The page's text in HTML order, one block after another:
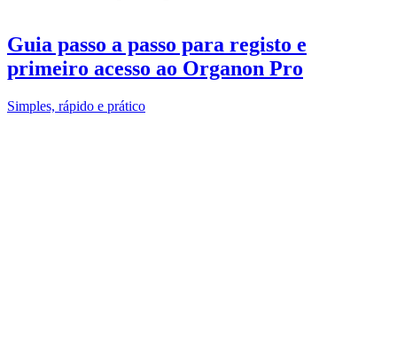
Guia passo a passo para registo e
primeiro acesso ao Organon Pro
Simples, rápido e prático